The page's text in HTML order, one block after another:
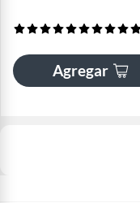
Agregar